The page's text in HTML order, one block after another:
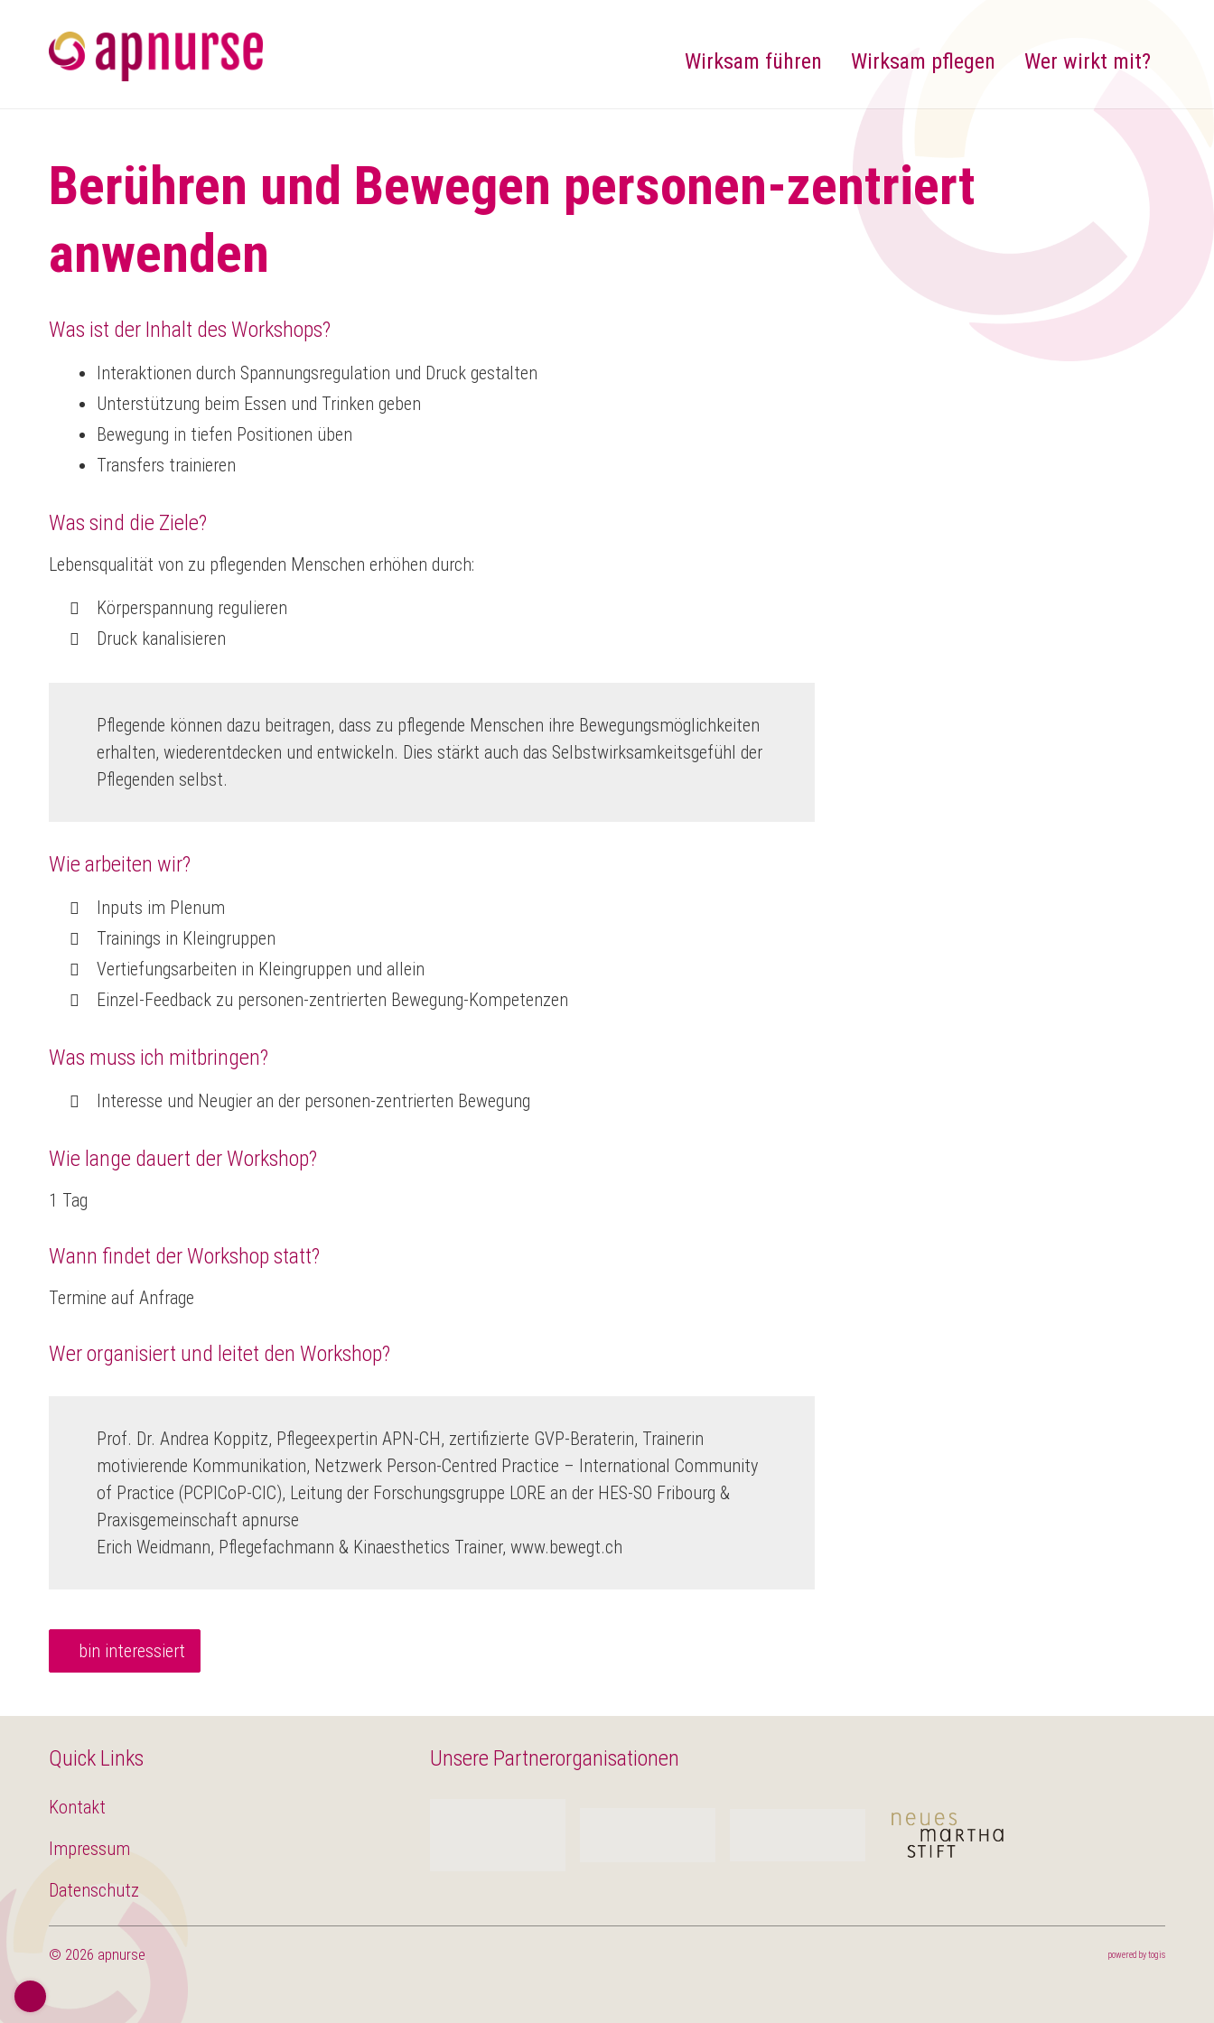
Wirksam führen Wirksam pflegen Wer wirkt mit?
Berühren und Bewegen personen-zentriert
anwenden
Was ist der Inhalt des Workshops?
Interaktionen durch Spannungsregulation und Druck gestalten
Unterstützung beim Essen und Trinken geben
Bewegung in tiefen Positionen üben
Transfers trainieren
Was sind die Ziele?
Lebensqualität von zu pflegenden Menschen erhöhen durch:
Körperspannung regulieren
Druck kanalisieren
Pflegende können dazu beitragen, dass zu pflegende Menschen ihre Bewegungsmöglichkeiten
erhalten, wiederentdecken und entwickeln. Dies stärkt auch das Selbstwirksamkeitsgefühl der
Pflegenden selbst.
Wie arbeiten wir?
Inputs im Plenum
Trainings in Kleingruppen
Vertiefungsarbeiten in Kleingruppen und allein
Einzel-Feedback zu personen-zentrierten Bewegung-Kompetenzen
Was muss ich mitbringen?
Interesse und Neugier an der personen-zentrierten Bewegung
Wie lange dauert der Workshop?
1 Tag
Wann findet der Workshop statt?
Termine auf Anfrage
Wer organisiert und leitet den Workshop?
Prof. Dr. Andrea Koppitz, Pflegeexpertin APN-CH, zertifizierte GVP-Beraterin, Trainerin
motivierende Kommunikation, Netzwerk Person-Centred Practice – International Community
of Practice (PCPICoP-CIC), Leitung der Forschungsgruppe LORE an der HES-SO Fribourg &
Praxisgemeinschaft apnurse
Erich Weidmann, Pflegefachmann & Kinaesthetics Trainer, www.bewegt.ch
bin interessiert
Unsere Partnerorganisationen
Quick Links
Kontakt
Impressum
Datenschutz
© 2026 apnurse powered bytogis